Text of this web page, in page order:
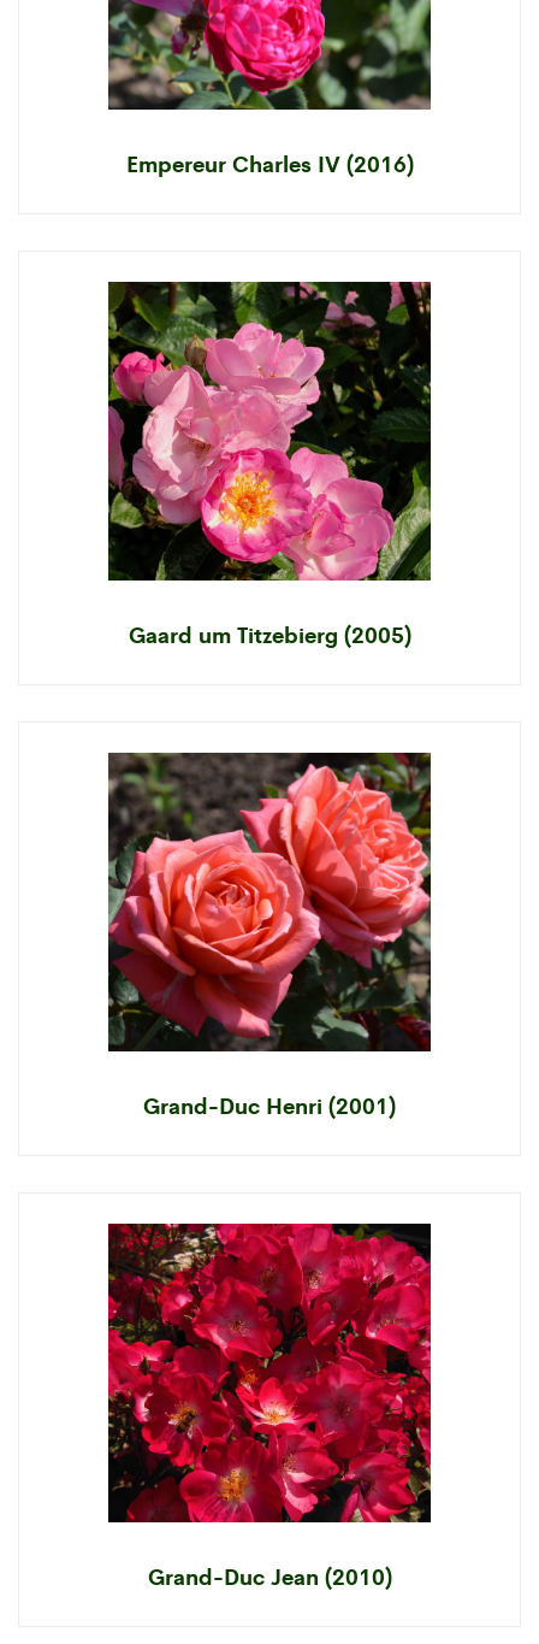
Empereur Charles IV (2016)
Gaard um Titzebierg (2005)
Grand-Duc Henri (2001)
Grand-Duc Jean (2010)